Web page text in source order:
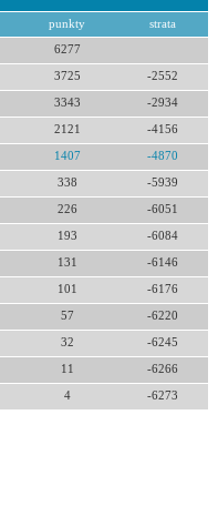
punkty strata
6277
3725 -2552
3343 -2934
2121 -4156
1407 -4870
338 -5939
226 -6051
193 -6084
131 -6146
101 -6176
57 -6220
32 -6245
11 -6266
4 -6273